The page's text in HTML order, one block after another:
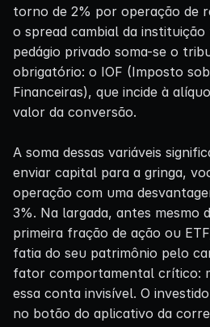
torno de 2% por operação de
o spread cambial da instituição
pedágio privado soma-se o
obrigatório: o IOF (Imposto
Financeiras), que incide à
valor da conversão.
A soma dessas variáveis
enviar capital para a gringa,
operação com uma
3%. Na largada, antes mesmo
primeira fração de ação ou
fatia do seu patrimônio pelo
fator comportamental crítico:
essa conta invisível. O
no botão do aplicativo da